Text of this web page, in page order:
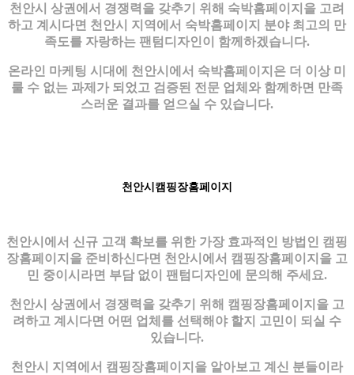
천안시 상권에서 경쟁력을 갖추기 위해 숙박홈페이지을 고려
하고 계시다면 천안시 지역에서 숙박홈페이지 분야 최고의 만
족도를 자랑하는 팬텀디자인이 함께하겠습니다.
온라인 마케팅 시대에 천안시에서 숙박홈페이지은 더 이상 미
룰 수 없는 과제가 되었고 검증된 전문 업체와 함께하면 만족
스러운 결과를 얻으실 수 있습니다.
천안시캠핑장홈페이지
천안시에서 신규 고객 확보를 위한 가장 효과적인 방법인 캠핑
장홈페이지을 준비하신다면 천안시에서 캠핑장홈페이지을 고
민 중이시라면 부담 없이 팬텀디자인에 문의해 주세요.
천안시 상권에서 경쟁력을 갖추기 위해 캠핑장홈페이지을 고
려하고 계시다면 어떤 업체를 선택해야 할지 고민이 되실 수
있습니다.
천안시 지역에서 캠핑장홈페이지을 알아보고 계신 분들이라